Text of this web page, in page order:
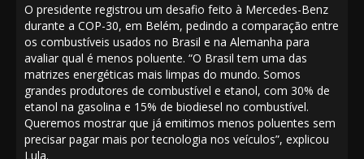
O presidente registrou um desafio feito à Mercedes-Benz
durante a COP-30, em Belém, pedindo a comparação entre
os combustíveis usados no Brasil e na Alemanha para
avaliar qual é menos poluente. “O Brasil tem uma das
matrizes energéticas mais limpas do mundo. Somos
grandes produtores de combustível e etanol, com 30% de
etanol na gasolina e 15% de biodiesel no combustível.
Queremos mostrar que já emitimos menos poluentes sem
precisar pagar mais por tecnologia nos veículos”, explicou
Lula.